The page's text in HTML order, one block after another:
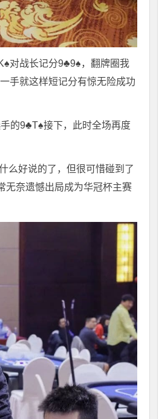
对战长记分9♣️9♠️，翻牌圈我
手就这样短记分有惊无险成功
的9♣️T♠️接下，此时全场再度
么好说的了，但很可惜碰到了
无奈遗憾出局成为华冠杯主赛